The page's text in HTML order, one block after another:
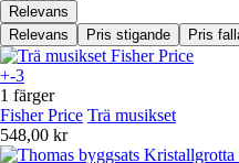
Relevans
Relevans
Pris stigande Pris
+-3
1 färger
Fisher Price Trä musikset
548,00 kr